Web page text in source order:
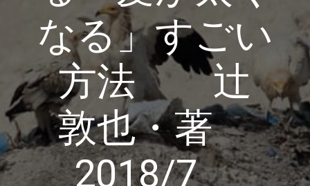
なる」すごい
方法 辻
敦也・著
2018/7